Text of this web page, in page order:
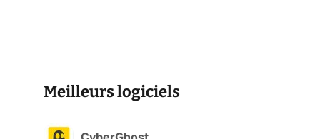
Meilleurs logiciels